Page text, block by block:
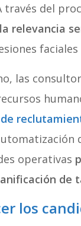
través del
relevancia
las
operativas
de
los